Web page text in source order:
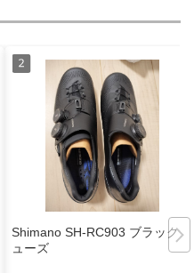
Shimano SH-RC903 ブラックシ
ューズ